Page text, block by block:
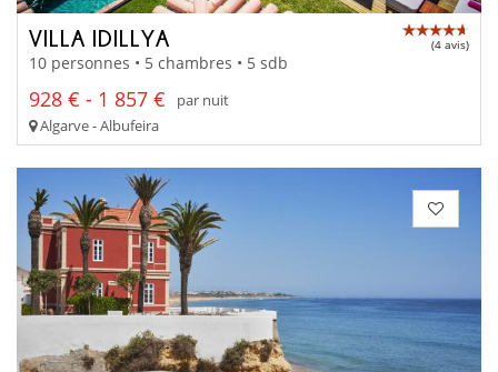
VILLA IDILLYA (4 avis)
10 personnes • 5 chambres • 5 sdb
928 € - 1 857 €
par nuit
Algarve - Albufeira